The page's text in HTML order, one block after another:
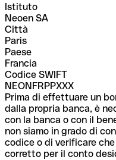
Istituto
Neoen SA
Città
Paris
Paese
Francia
Codice SWIFT
NEONFRPPXXX
Prima di effettuare un
dalla propria banca, è
con la banca o con il
non siamo in grado di
codice o di verificare
corretto per il conto